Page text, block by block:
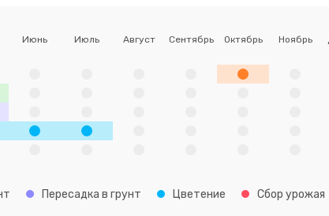
Июнь Июль Август Сентябрь Октябрь Ноябрь
Пересадка в грунт Цветение Сбор урожая